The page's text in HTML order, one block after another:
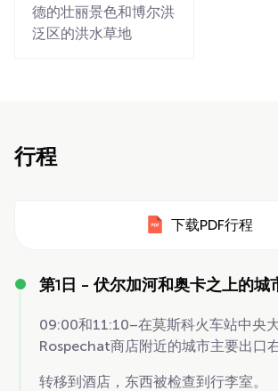
德的壮丽景色和博尔洪
泛区的洪水草地
行程
下载PDF行程
第1日 - 伏尔加河和奥卡之上的城
09:00和11:10–在莫斯科火车站中央
Rospechat商店附近的城市主要出口右
转移到酒店，东西被检查到行李室。